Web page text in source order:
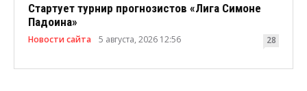
Стартует турнир прогнозистов «Лига Симоне
Падоина»
Новости сайта 5 августа, 2026 12:56 28